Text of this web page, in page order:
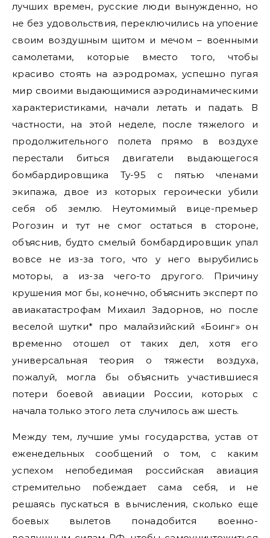
лучших времен, русские люди вынужденно, но
не без удовольствия, переключились на упоение
своим воздушным щитом и мечом – военными
самолетами, которые вместо того, чтобы
красиво стоять на аэродромах, успешно пугая
мир своими выдающимися аэродинамическими
характеристиками, начали летать и падать. В
частности, на этой неделе, после тяжелого и
продолжительного полета прямо в воздухе
перестали биться двигатели выдающегося
бомбардировщика Ту-95 с пятью членами
экипажа, двое из которых героически убили
себя об землю. Неутомимый вице-премьер
Рогозин и тут не смог остаться в стороне,
объяснив, будто смелый бомбардировщик упал
вовсе не из-за того, что у него вырубились
моторы, а из-за чего-то другого. Причину
крушения мог бы, конечно, объяснить эксперт по
авиакатастрофам Михаил Задорнов, но после
веселой шутки* про малайзийский «Боинг» он
временно отошел от таких дел, хотя его
универсальная теория о тяжести воздуха,
пожалуй, могла бы объяснить участившиеся
потери боевой авиации России, которых с
начала только этого лета случилось аж шесть.
Между тем, лучшие умы государства, устав от
еженедельных сообщений о том, с каким
успехом непобедимая российская авиация
стремительно побеждает сама себя, и не
решаясь пускаться в вычисления, сколько еще
боевых вылетов понадобится военно-